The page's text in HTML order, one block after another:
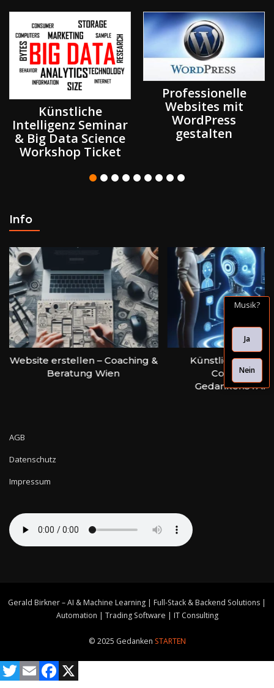
Künstliche
Intelligenz Seminar
& Big Data Science
Workshop Ticket
Professionelle
Websites mit
WordPress
gestalten
Info
erstellen – Coaching &
Beratung Wien
Künstliche Intelligenz
Coaching bei
GedankenSTARTEN
AGB
Datenschutz
Impressum
Musik?
Ja
Nein
Gerald Birkner – AI & Machine Learning | Full-Stack & Backend Solutions |
Automation | Trading Software | IT Consulting
© 2025 Gedanken STARTEN